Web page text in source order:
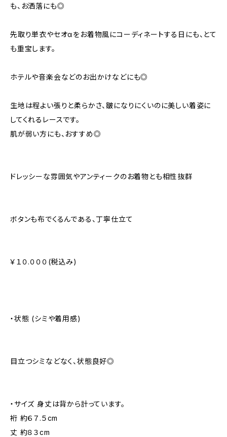
も、お洒落にも◎
先取り単衣やセオαをお着物風にコーディネートする日にも、とて
も重宝します。
ホテルや音楽会などのお出かけなどにも◎
生地は程よい張りと柔らかさ、皺になりにくいのに美しい着姿に
してくれるレースです。
肌が弱い方にも、おすすめ◎
ドレッシーな雰囲気やアンティークのお着物とも相性抜群
ボタンも布でくるんである、丁寧仕立て
￥１０.０００(税込み)
・状態 (シミや着用感)
目立つシミなどなく、状態良好◎
・サイズ 身丈は背から計っています。
裄 約６７.５cm
丈 約８３cm